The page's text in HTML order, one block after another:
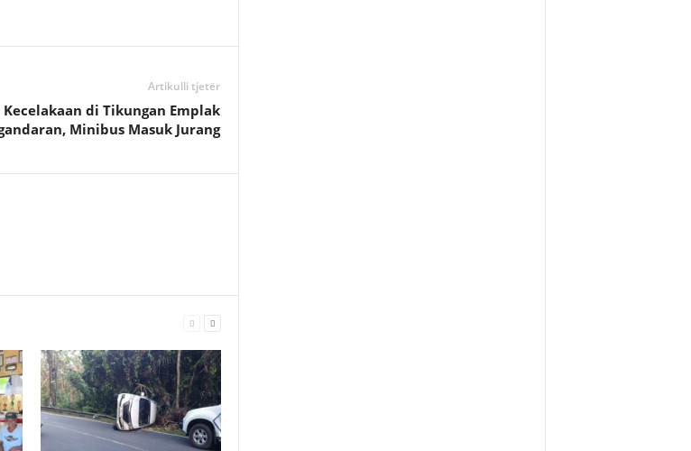
Artikulli tjetër
Kecelakaan di Tikungan Emplak
Minibus Masuk Jurang